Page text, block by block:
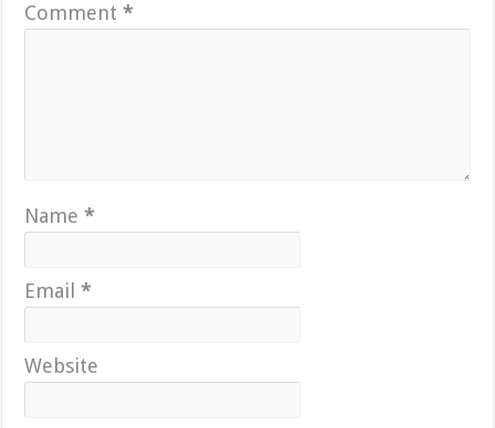
Comment*
Name*
Email*
Website